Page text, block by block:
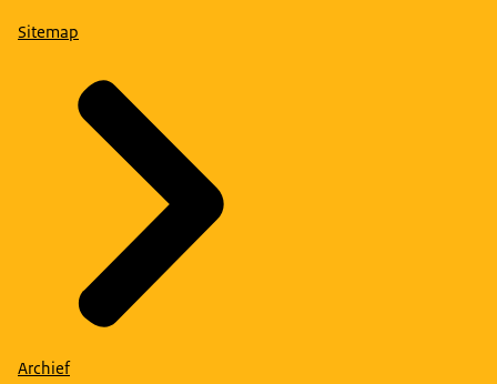
Sitemap
Archief